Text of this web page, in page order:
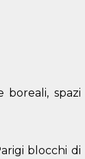
spazi
blocchi di